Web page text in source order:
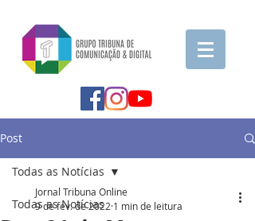
Post
Todas as Notícias
Todas as Notícias
Jornal Tribuna Online
9 de fev. de 2022 1 min de leitura